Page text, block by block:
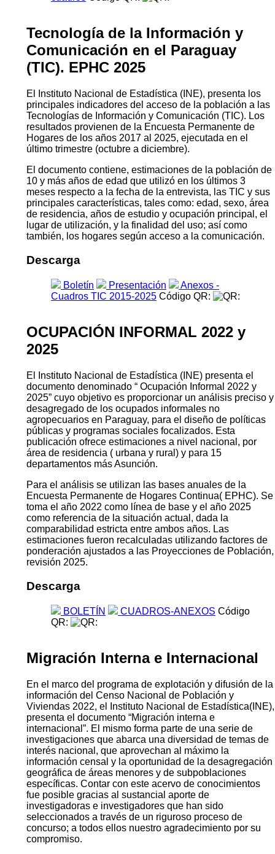
Tecnología de la Información y
Comunicación en el Paraguay
(TIC). EPHC 2025
El Instituto Nacional de Estadística (INE), presenta los
principales indicadores del acceso de la población a las
Tecnologías de Información y Comunicación (TIC). Los
resultados provienen de la Encuesta Permanente de
Hogares de los años 2017 al 2025, ejecutada en el
último trimestre (octubre a diciembre).
El documento contiene, estimaciones de la población de
10 y más años de edad que utilizó en los últimos 3
meses respecto a la fecha de la entrevista, las TIC y sus
principales características, tales como: edad, sexo, área
de residencia, años de estudio y ocupación principal, el
lugar de utilización, y la finalidad del uso; así como
también, los hogares según acceso a la comunicación.
Descarga
Boletín Presentación
Anexos -
Cuadros TIC 2015-2025 Código QR:
OCUPACIÓN INFORMAL 2022 y
2025
El Instituto Nacional de Estadística (INE) presenta el
documento denominado “ Ocupación Informal 2022 y
2025” cuyo objetivo es proporcionar un análisis preciso y
desagregado de los ocupados informales no
agropecuarios en Paraguay, para el diseño de políticas
públicas y programas sociales focalizados. Esta
publicación ofrece estimaciones a nivel nacional, por
área de residencia ( urbana y rural) y para 15
departamentos más Asunción.
Para el análisis se utilizan las bases anuales de la
Encuesta Permanente de Hogares Continua( EPHC). Se
toma el año 2022 como línea de base y el año 2025
como referencia de la situación actual, dada la
comparabilidad estricta entre ambos años. Las
estimaciones fueron recalculadas utilizando factores de
ponderación ajustados a las Proyecciones de Población,
revisión 2025.
Descarga
BOLETÍN CUADROS-ANEXOS Código
QR:
Migración Interna e Internacional
En el marco del programa de explotación y difusión de la
información del Censo Nacional de Población y
Viviendas 2022, el Instituto Nacional de Estadística(INE),
presenta el documento “Migración interna e
internacional”. El mismo forma parte de una serie de
investigaciones que abarca una diversidad de temas de
interés nacional, que aprovechan al máximo la
información censal y la oportunidad de la desagregación
geográfica de áreas menores y de subpoblaciones
específicas. Contar con este acervo de conocimientos
fue posible gracias al sustancial aporte de
investigadoras e investigadores que han sido
seleccionados a través de un riguroso proceso de
concurso; a todos ellos nuestro agradecimiento por su
compromiso.